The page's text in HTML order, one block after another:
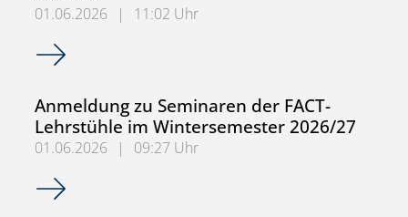
01.06.2026 |
11:02 Uhr
Bewerbungsphase für Abschlussarbeiten an den FACT-
Anmeldung zu Seminaren der FACT-
Lehrstühle im Wintersemester 2026/27
01.06.2026 |
09:27 Uhr
Anmeldung zu Seminaren der FACT-Lehrstühle im